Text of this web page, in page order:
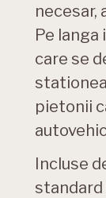
necesar,
Pe
care se
pietonii
Incluse
standard